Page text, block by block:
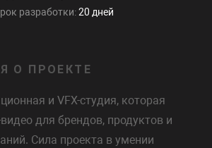
разработки:20 дней
О ПРОЕКТЕ
и VFX-студия, которая
для брендов, продуктов и
Сила проекта в умении